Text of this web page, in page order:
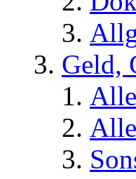
Geld,